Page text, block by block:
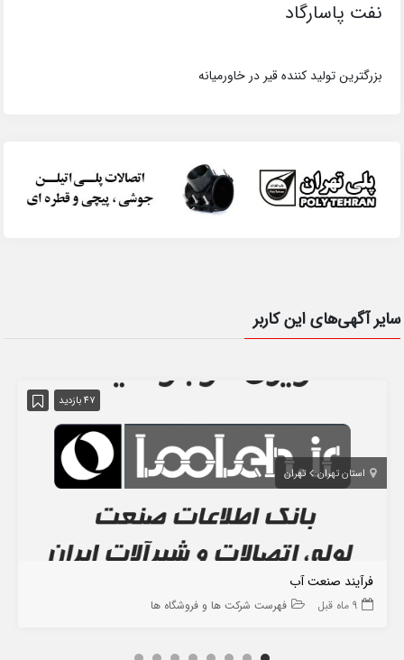
نفت پاسارگاد
بزرگترین تولید کننده قیر در خاورمیانه
سایر آگهی‌های این کاربر
47 بازدید
استان تهران تهران
فرآیند صنعت آب
9 ماه قبل فهرست شرکت ها و فروشگاه ها